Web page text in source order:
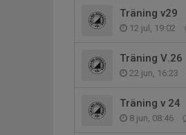
Träning v29
12 jul, 19:02
Träning V.26
22 jun, 16:23
Träning v 24
8 jun, 08:46